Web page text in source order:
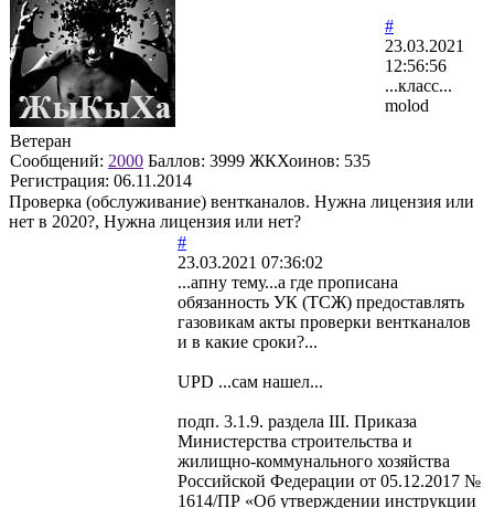
Ветеран
Сообщений: 2000 Баллов: 3999 ЖКХоинов: 535
Регистрация: 06.11.2014
#
23.03.2021
12:56:56
...класс...
molod
Проверка (обслуживание) вентканалов. Нужна лицензия или
нет в 2020?, Нужна лицензия или нет?
#
23.03.2021 07:36:02
...апну тему...а где прописана
обязанность УК (ТСЖ) предоставлять
газовикам акты проверки вентканалов
и в какие сроки?...
UPD ...сам нашел...
подп. 3.1.9. раздела III. Приказа
Министерства строительства и
жилищно-коммунального хозяйства
Российской Федерации от 05.12.2017 №
1614/ПР «Об утверждении инструкции